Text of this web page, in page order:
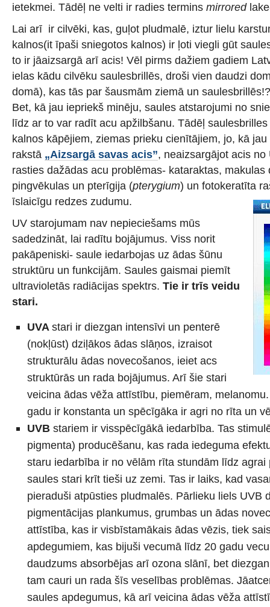
ietekmei. Tādēļ ne velti ir radies termins mirrored
Lai arī ir cilvēki, kas, guļot pludmalē, iztur lielu
kalnos(it īpaši sniegotos kalnos) ir ļoti viegli gūt
to ir jāaizsargā arī acis! Vēl pirms dažiem gadiem
ielas kādu cilvēku saulesbrillēs, droši vien daudzi
domā), kas tās par šausmām ziemā un
Bet, kā jau iepriekš minēju, saules atstarojumi no
līdz ar to var radīt acu apžilbšanu. Tādēļ
kalnos kāpējiem, ziemas prieku cienītājiem, jo, kā
rakstā „Aizsargā savas acis”, neaizsargājot acis
rasties dažādas acu problēmas- kataraktas, makulas
pingvēkulas un pterīgija (pterygium) un fotokeratīta
īslaicīgu redzes zudumu.
UV starojumam nav nepieciešams mūs
sadedzināt, lai radītu bojājumus. Viss norit
pakāpeniski- saule iedarbojas uz ādas šūnu
struktūru un funkcijām. Saules gaismai piemīt
ultravioletās radiācijas spektrs. Tie ir trīs veidu
stari.
UVA stari ir diezgan intensīvi un penterē
(nokļūst) dziļākos ādas slāņos, izraisot
strukturālu ādas novecošanos, ieiet acs
struktūrās un rada bojājumus. Arī šie stari
veicina ādas vēža attīstību, piemēram,
gadu ir konstanta un spēcīgāka ir agri no rīta un
UVB stariem ir visspēcīgākā iedarbība. Tas
pigmenta) producēšanu, kas rada iedeguma
staru iedarbība ir no vēlām rīta stundām līdz agrai
saules stari krīt tieši uz zemi. Tas ir laiks, kad
pieraduši atpūsties pludmalēs. Pārlieku liels UVB
pigmentācijas plankumus, grumbas un ādas
attīstība, kas ir visbīstamākais ādas vēzis, tiek
apdegumiem, kas bijuši vecumā līdz 20 gadu
daudzums absorbējas arī ozona slānī, bet
tam cauri un rada šīs veselības problēmas.
saules apdegumus, kā arī veicina ādas vēža